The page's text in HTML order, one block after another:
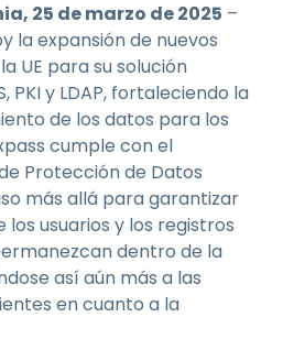
25 de marzo de 2025 –
la expansión de nuevos
UE para su solución
PKI y LDAP, fortaleciendo la
de los datos para los
cumple con el
Protección de Datos
más allá para garantizar
usuarios y los registros
dentro de la
así aún más a las
en cuanto a la